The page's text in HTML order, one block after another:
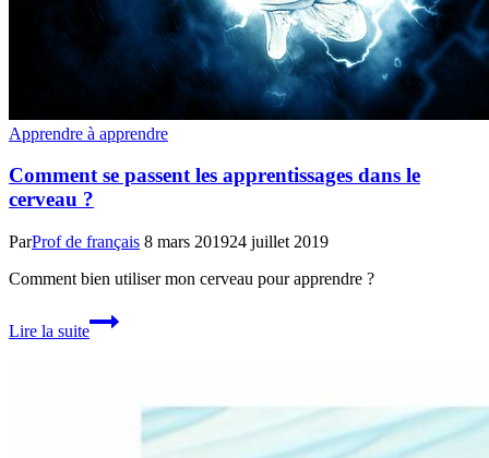
Apprendre à apprendre
Comment se passent les apprentissages dans le
cerveau ?
ParProf de français 8 mars 201924 juillet 2019
Comment bien utiliser mon cerveau pour apprendre ?
Lire la suite
Comment
se